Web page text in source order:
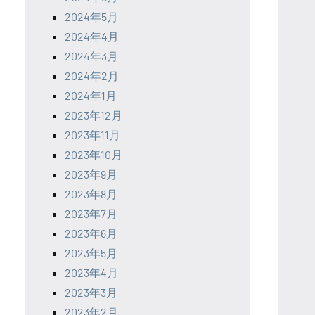
2024年5月
2024年4月
2024年3月
2024年2月
2024年1月
2023年12月
2023年11月
2023年10月
2023年9月
2023年8月
2023年7月
2023年6月
2023年5月
2023年4月
2023年3月
2023年2月